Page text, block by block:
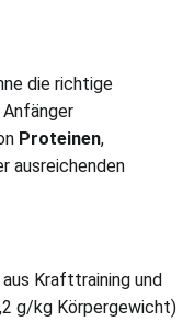
die richtige
Anfänger
Proteinen,
ausreichenden
Krafttraining und
g/kg Körpergewicht)